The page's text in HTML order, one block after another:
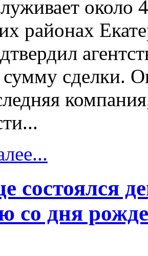
около
районах
сумму сделки.
состоялся
со дня